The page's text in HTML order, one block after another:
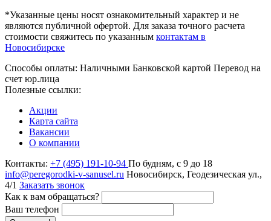
*Указанные цены носят ознакомительный характер и не
являются публичной офертой. Для заказа точного расчета
стоимости свяжитесь по указанным контактам в
Новосибирске
Способы оплаты: Наличными Банковской картой Перевод на
счет юр.лица
Полезные ссылки:
Акции
Карта сайта
Вакансии
О компании
Контакты: +7 (495) 191-10-94 По будням, с 9 до 18
info@peregorodki-v-sanusel.ru Новосибирск, Геодезическая ул.,
4/1 Заказать звонок
Как к вам обращаться?
Ваш телефон